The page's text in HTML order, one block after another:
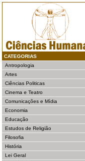
CATEGORIAS
Antropologia
Artes
Ciências Politicas
Cinema e Teatro
Comunicações e Mídia
Economia
Educação
Estudos de Religião
Filosofia
História
Lei Geral